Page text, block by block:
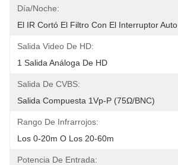
Día/noche:
El IR Cortó El Filtro Con El Interruptor Auto
Salida Video De HD:
1 Salida Análoga De HD
Salida De CVBS:
Salida Compuesta 1Vp-P (75Ω/BNC)
Rango De Infrarrojos:
Los 0-20m O Los 20-60m
Potencia De Entrada: